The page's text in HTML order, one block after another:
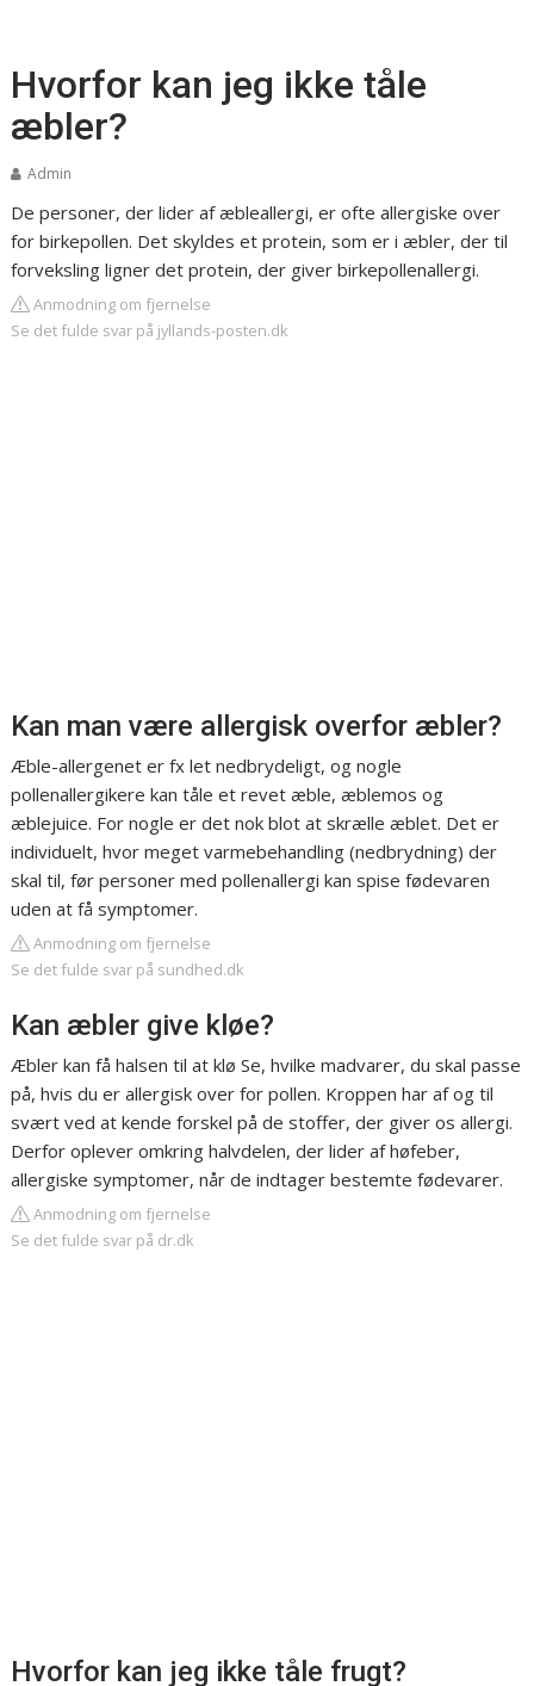
Hvorfor kan jeg ikke tåle
æbler?
Admin
De personer, der lider af æbleallergi, er ofte allergiske over
for birkepollen. Det skyldes et protein, som er i æbler, der til
forveksling ligner det protein, der giver birkepollenallergi.
Anmodning om fjernelse
Se det fulde svar på jyllands-posten.dk
Kan man være allergisk overfor æbler?
Æble-allergenet er fx let nedbrydeligt, og nogle
pollenallergikere kan tåle et revet æble, æblemos og
æblejuice. For nogle er det nok blot at skrælle æblet. Det er
individuelt, hvor meget varmebehandling (nedbrydning) der
skal til, før personer med pollenallergi kan spise fødevaren
uden at få symptomer.
Anmodning om fjernelse
Se det fulde svar på sundhed.dk
Kan æbler give kløe?
Æbler kan få halsen til at klø Se, hvilke madvarer, du skal passe
på, hvis du er allergisk over for pollen. Kroppen har af og til
svært ved at kende forskel på de stoffer, der giver os allergi.
Derfor oplever omkring halvdelen, der lider af høfeber,
allergiske symptomer, når de indtager bestemte fødevarer.
Anmodning om fjernelse
Se det fulde svar på dr.dk
Hvorfor kan jeg ikke tåle frugt?